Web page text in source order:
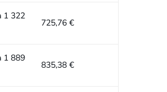
1 322
725,76 €
1 889
835,38 €